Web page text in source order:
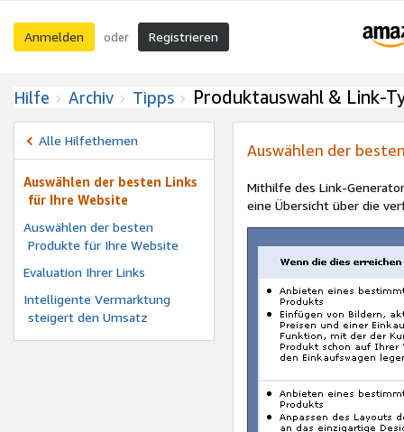
Anmelden oder Registrieren
Hilfe Archiv Tipps Produktauswahl & Link-
Alle Hilfethemen
Auswählen der besten Links
für Ihre Website
Auswählen der besten
Produkte für Ihre Website
Evaluation Ihrer Links
Intelligente Vermarktung
steigert den Umsatz
Auswählen der
Mithilfe des Link-
eine Übersicht über die